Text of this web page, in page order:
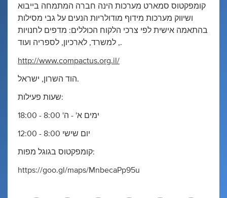
קומפקטוס סמארט מערכות הינה חברה המתמחה בייבוא
ושיווק מערכות מידוף מודולריות הנעים על גבי מסילות
בהתאמה אישית לפי צרכי הלקוח הכוללים: מדפים לחנויות
, למשרד, לארכיון, לספריה ועוד.
http://www.compactus.org.il/
הוד השרון, ישראל.
שעות פעילות:
ימים א' - ה' 8:00 - 18:00
יום שישי 8:00 - 12:00
קומפקטוס בגוגל מפות:
https://goo.gl/maps/MnbecaPp95u